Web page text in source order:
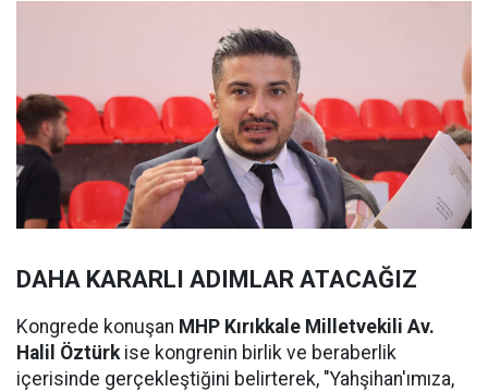
DAHA KARARLI ADIMLAR ATACAĞIZ
Kongrede konuşan MHP Kırıkkale Milletvekili Av.
Halil Öztürkise kongrenin birlik ve beraberlik
içerisinde gerçekleştiğini belirterek, "Yahşihan'ımıza,